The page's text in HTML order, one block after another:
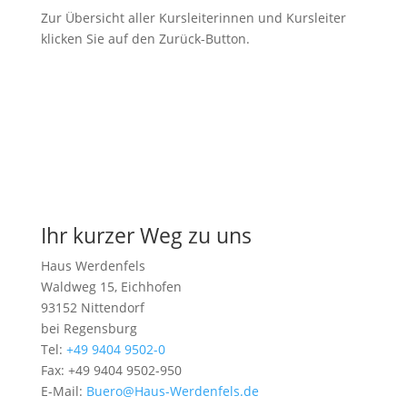
Zur Übersicht aller Kursleiterinnen und Kursleiter
klicken Sie auf den Zurück-Button.
Ihr kurzer Weg zu uns
Haus Werdenfels
Waldweg 15, Eichhofen
93152 Nittendorf
bei Regensburg
Tel: +49 9404 9502-0
Fax: +49 9404 9502-950
E-Mail: Buero@Haus-Werdenfels.de